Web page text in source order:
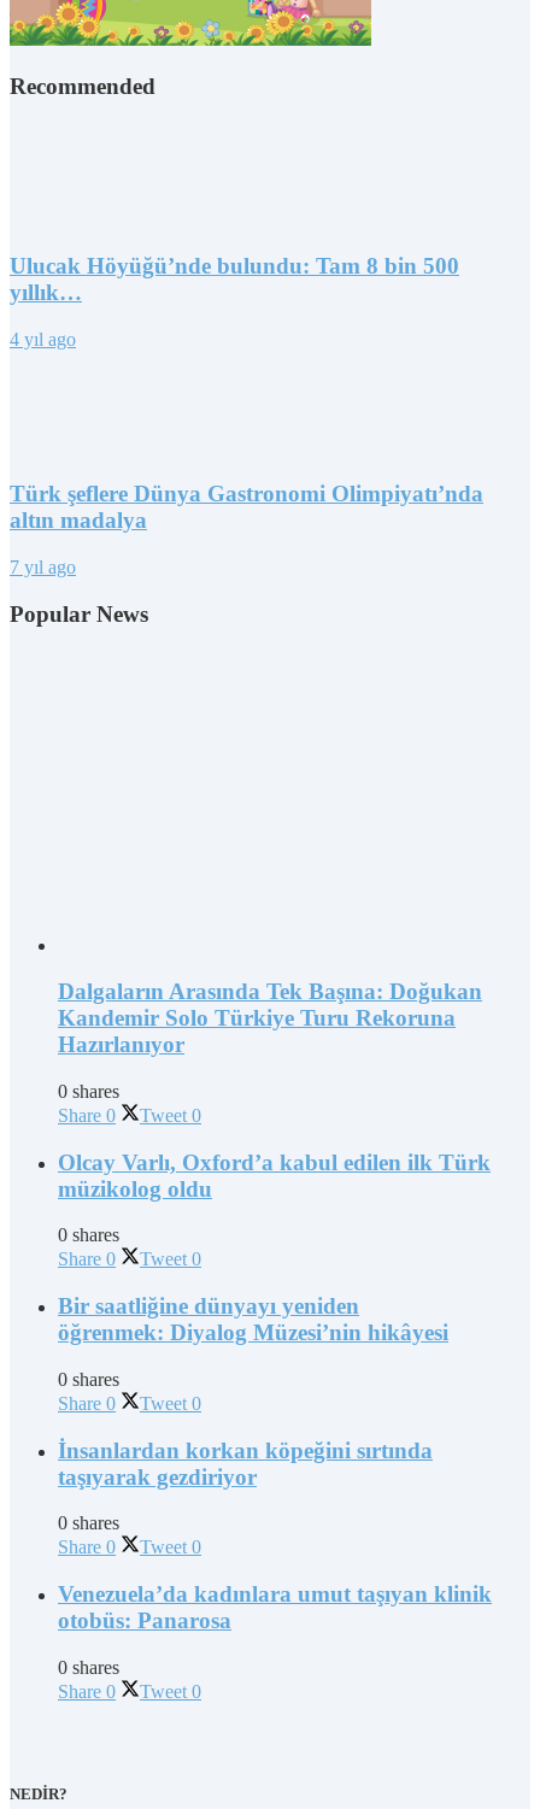
Recommended
Ulucak Höyüğü’nde bulundu: Tam 8 bin 500
yıllık…
4 yıl ago
Türk şeflere Dünya Gastronomi Olimpiyatı’nda
altın madalya
7 yıl ago
Popular News
Dalgaların Arasında Tek Başına: Doğukan
Kandemir Solo Türkiye Turu Rekoruna
Hazırlanıyor
0 shares
Share 0 Tweet 0
Olcay Varlı, Oxford’a kabul edilen ilk Türk
müzikolog oldu
0 shares
Share 0 Tweet 0
Bir saatliğine dünyayı yeniden
öğrenmek: Diyalog Müzesi’nin hikâyesi
0 shares
Share 0 Tweet 0
İnsanlardan korkan köpeğini sırtında
taşıyarak gezdiriyor
0 shares
Share 0 Tweet 0
Venezuela’da kadınlara umut taşıyan klinik
otobüs: Panarosa
0 shares
Share 0 Tweet 0
NEDİR?